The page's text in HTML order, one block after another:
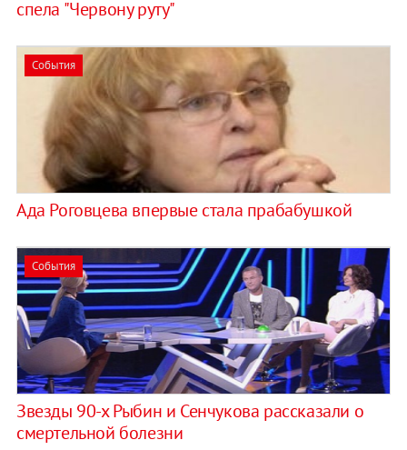
спела "Червону руту"
События
Ада Роговцева впервые стала прабабушкой
События
Звезды 90-х Рыбин и Сенчукова рассказали о
смертельной болезни